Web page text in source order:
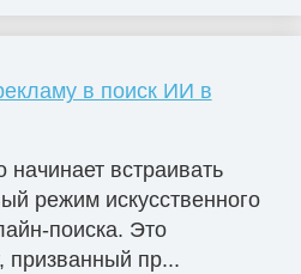
в поиск ИИ в
начинает встраивать
режим искусственного
поиска. Это
призванный пр...